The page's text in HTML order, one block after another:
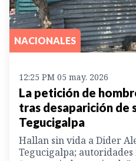
NACIONALES
12:25 PM 05 may. 2026
La petición de
tras desaparición de
Tegucigalpa
Hallan sin vida a Dider
Tegucigalpa;